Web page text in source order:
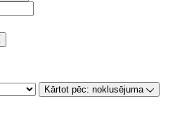
Kārtot pēc: noklusējuma